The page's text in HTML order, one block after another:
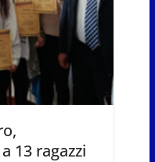
13 ragazzi